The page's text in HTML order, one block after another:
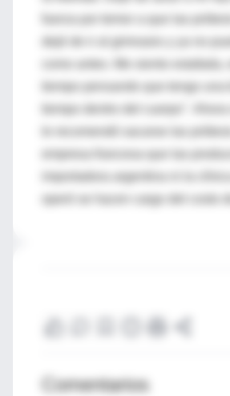
tiempo pensando que tengo una
tiempo dentro del cuerpo". Ahora
importadora argentina ni la
operó se hacen cargo del costo
Comentarios